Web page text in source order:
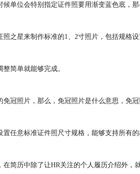
单位会特别指定证件照要用渐变蓝色底，
之星来制作标准的1、2寸照片，包括规格
简单就能够完成。
冠照片，那么，免冠照片是什么意思，免
任意标准证件照尺寸规格，能够支持所有的
简历中除了让HR关注的个人履历介绍外